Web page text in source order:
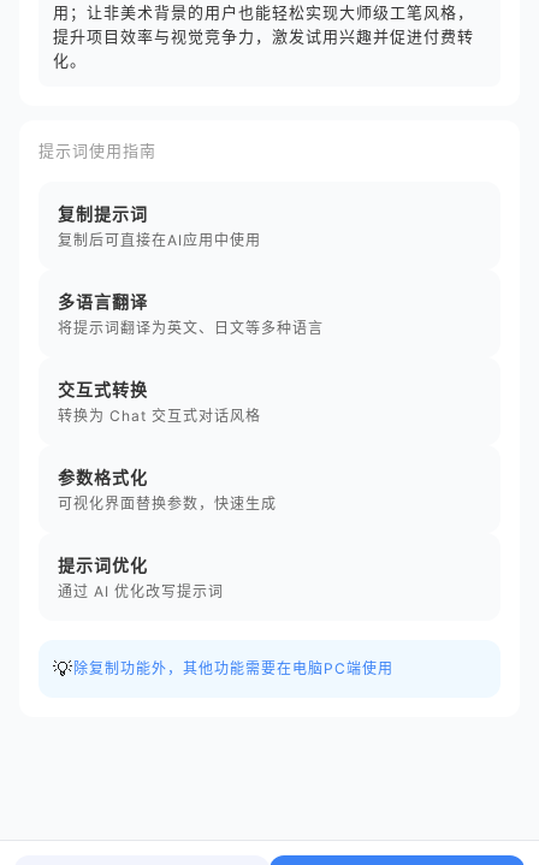
用；让非美术背景的用户也能轻松实现大师级工笔风格，
提升项目效率与视觉竞争力，激发试用兴趣并促进付费转
化。
提示词使用指南
复制提示词
复制后可直接在AI应用中使用
多语言翻译
将提示词翻译为英文、日文等多种语言
交互式转换
转换为 Chat 交互式对话风格
参数格式化
可视化界面替换参数，快速生成
提示词优化
通过 AI 优化改写提示词
💡 除复制功能外，其他功能需要在电脑PC端使用